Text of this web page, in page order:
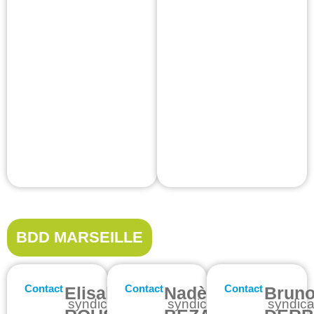
BDD MARSEILLE
ContactElisabeth
syndicat-
ContactNadège
syndicat-
Contact